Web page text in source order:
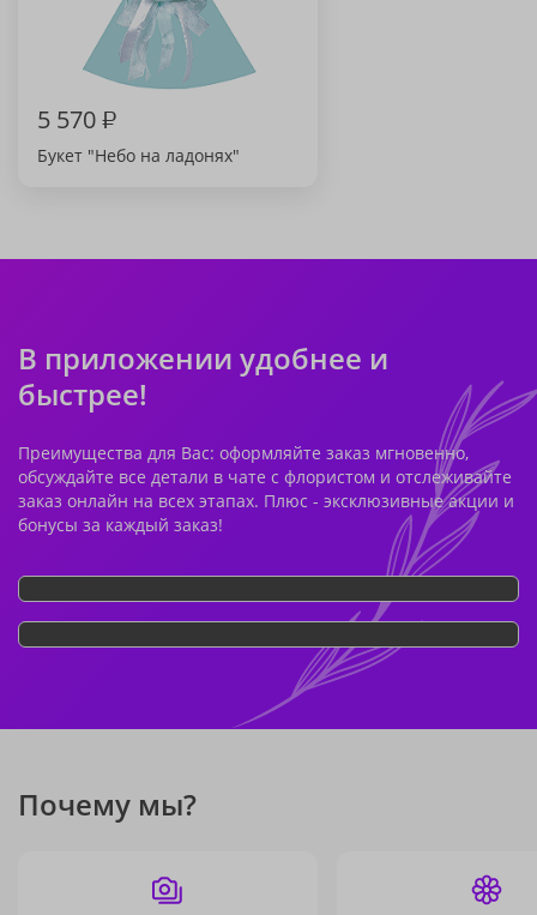
5 570₽
Букет "Небо на ладонях"
В приложении удобнее и
быстрее!
Преимущества для Вас: оформляйте заказ мгновенно,
обсуждайте все детали в чате с флористом и отслеживайте
заказ онлайн на всех этапах. Плюс - эксклюзивные акции и
бонусы за каждый заказ!
Почему мы?